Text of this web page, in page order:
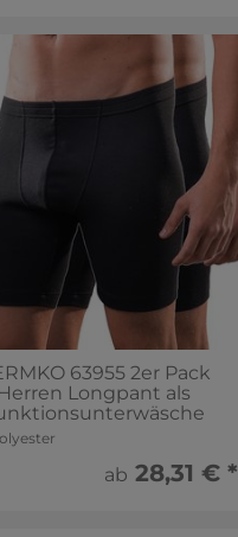
63955 2er Pack
Herren Longpant als
ab 28,31 € *